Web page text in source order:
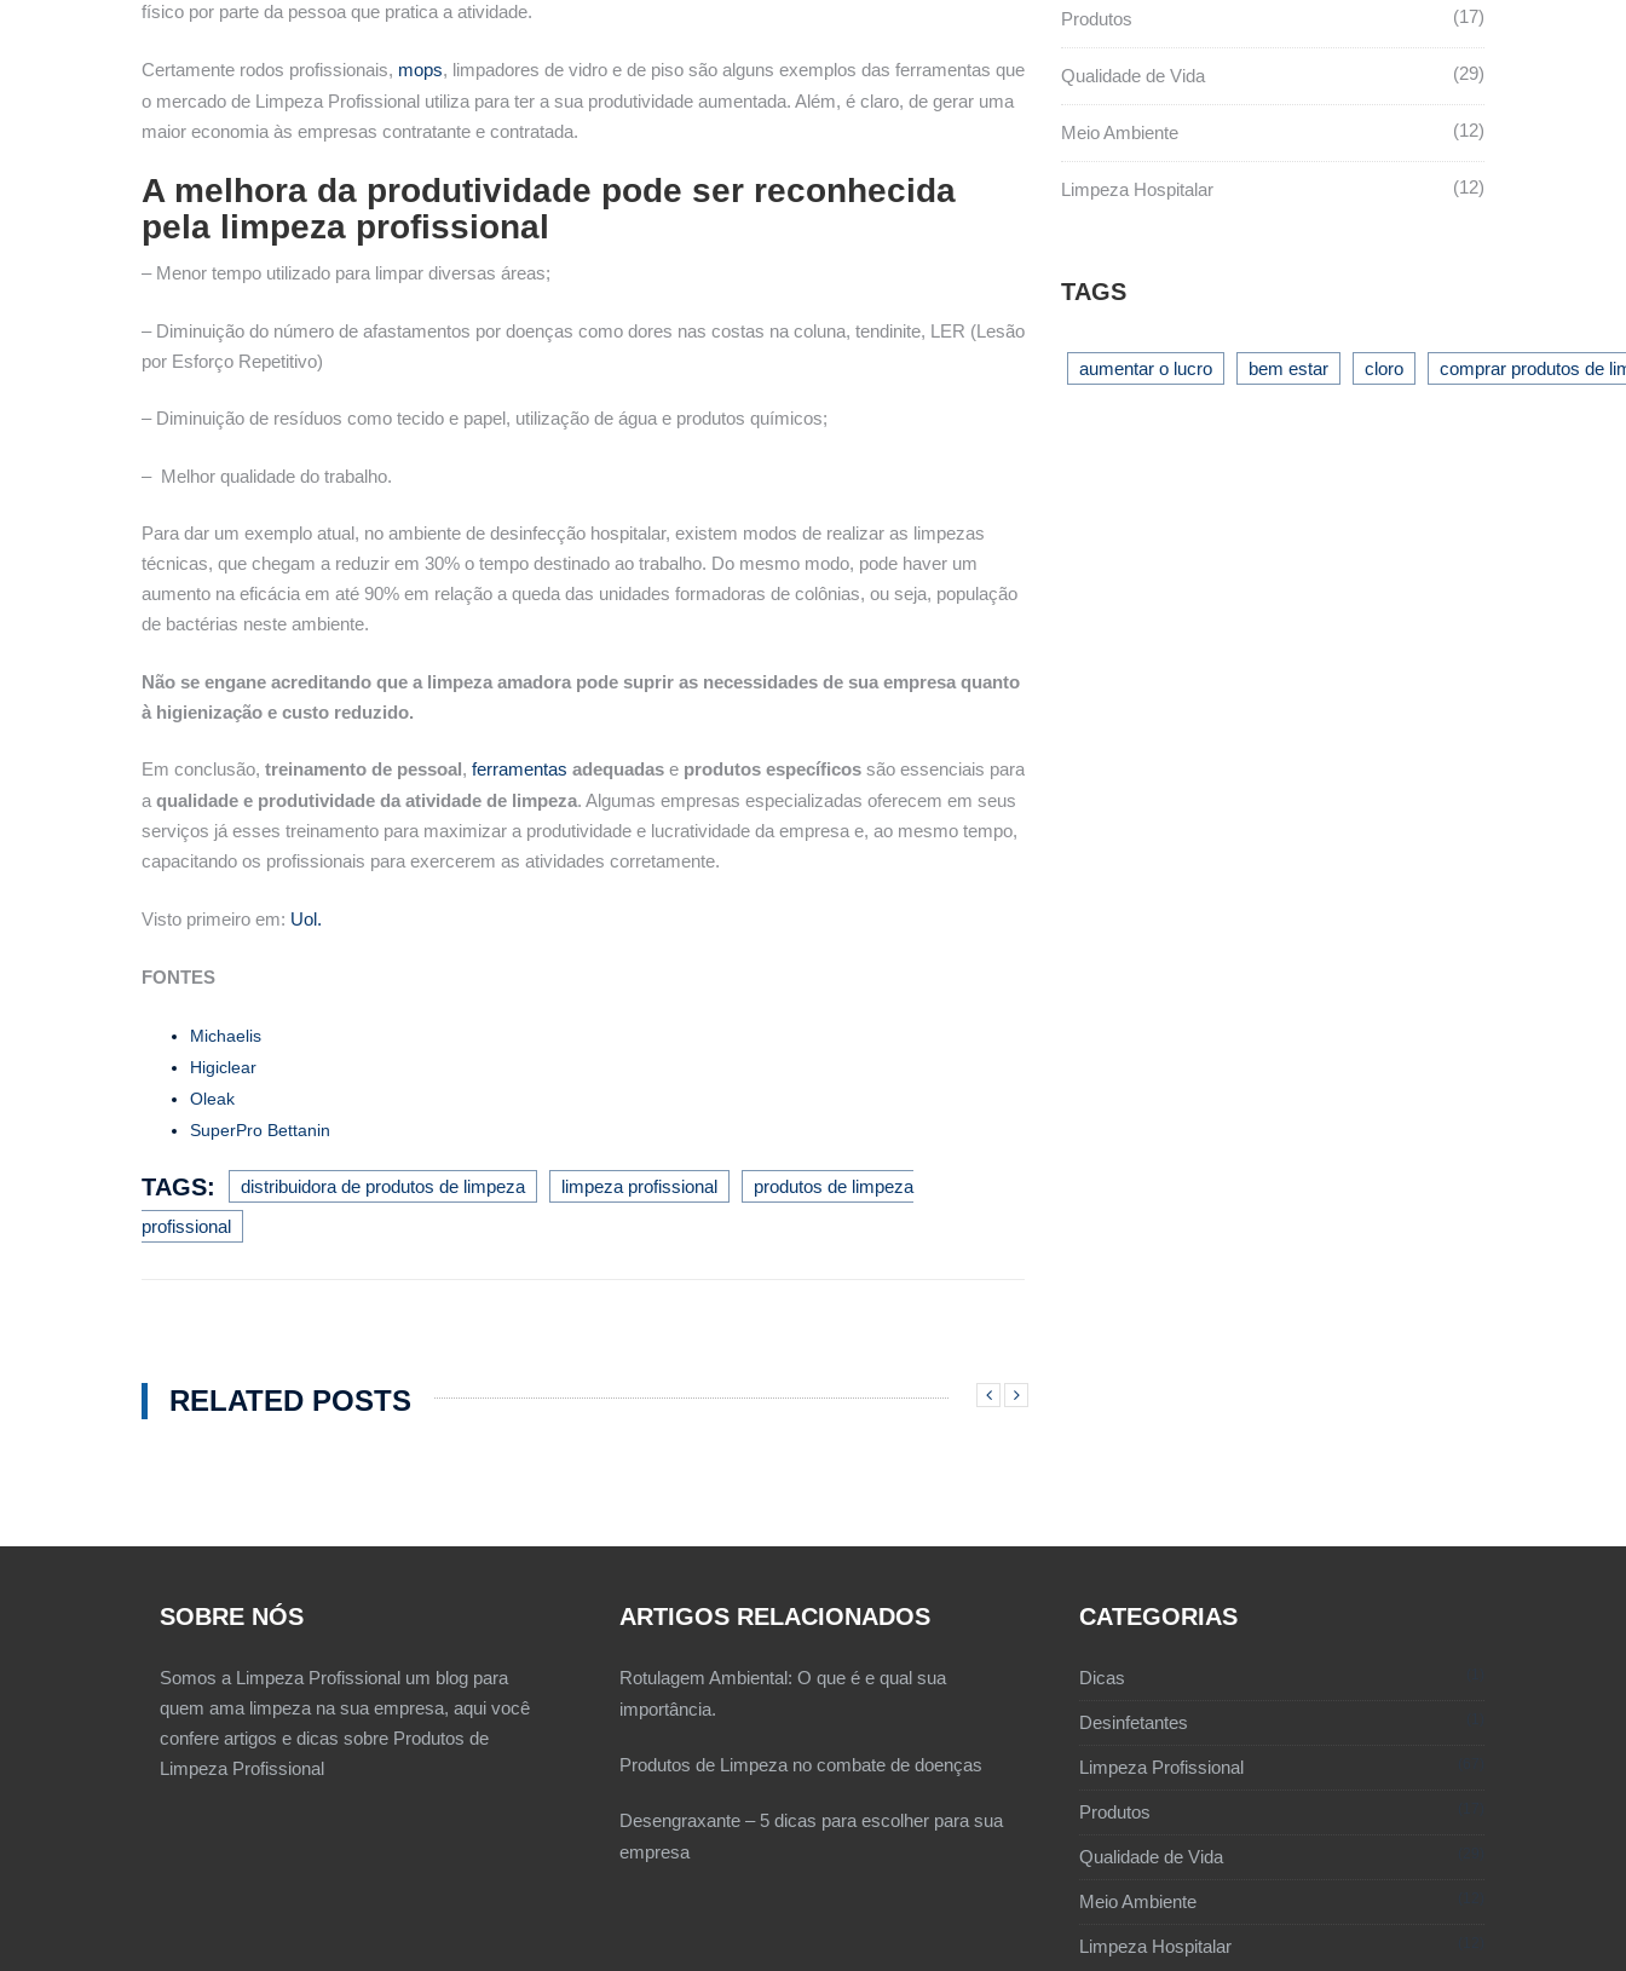
físico por parte da pessoa que pratica a atividade.
Certamente rodos profissionais, mops, limpadores de vidro e de piso são alguns exemplos das ferramentas que
o mercado de Limpeza Profissional utiliza para ter a sua produtividade aumentada. Além, é claro, de gerar uma
maior economia às empresas contratante e contratada.
A melhora da produtividade pode ser reconhecida
pela limpeza profissional
– Menor tempo utilizado para limpar diversas áreas;
– Diminuição do número de afastamentos por doenças como dores nas costas na coluna, tendinite, LER (Lesão
por Esforço Repetitivo)
– Diminuição de resíduos como tecido e papel, utilização de água e produtos químicos;
– Melhor qualidade do trabalho.
Para dar um exemplo atual, no ambiente de desinfecção hospitalar, existem modos de realizar as limpezas
técnicas, que chegam a reduzir em 30% o tempo destinado ao trabalho. Do mesmo modo, pode haver um
aumento na eficácia em até 90% em relação a queda das unidades formadoras de colônias, ou seja, população
de bactérias neste ambiente.
Não se engane acreditando que a limpeza amadora pode suprir as necessidades de sua empresa quanto
à higienização e custo reduzido.
Em conclusão, treinamento de pessoal, ferramentas adequadas e produtos específicos são essenciais para
a qualidade e produtividade da atividade de limpeza. Algumas empresas especializadas oferecem em seus
serviços já esses treinamento para maximizar a produtividade e lucratividade da empresa e, ao mesmo tempo,
capacitando os profissionais para exercerem as atividades corretamente.
Visto primeiro em: Uol.
FONTES
Michaelis
Higiclear
Oleak
SuperPro Bettanin
TAGS: distribuidora de produtos de limpeza limpeza profissional
produtos de limpeza
profissional
RELATED POSTS
Produtos 17
Qualidade de Vida 29
Meio Ambiente 12
Limpeza Hospitalar 12
TAGS
aumentar o lucro bem estar cloro comprar produtos de
SOBRE NÓS
Somos a Limpeza Profissional um blog para
quem ama limpeza na sua empresa, aqui você
confere artigos e dicas sobre Produtos de
Limpeza Profissional
ARTIGOS RELACIONADOS
Rotulagem Ambiental: O que é e qual sua
importância.
Produtos de Limpeza no combate de doenças
Desengraxante – 5 dicas para escolher para sua
empresa
CATEGORIAS
Dicas
Desinfetantes
Limpeza Profissional
Produtos
Qualidade de Vida
Meio Ambiente
Limpeza Hospitalar